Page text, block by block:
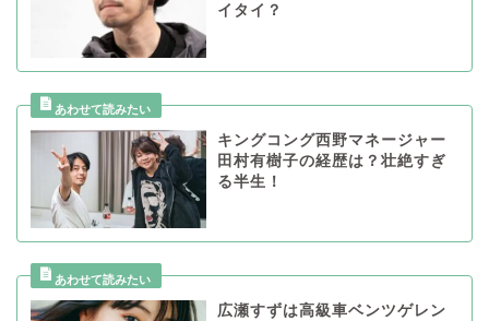
イタイ？
キングコング西野マネージャー
田村有樹子の経歴は？壮絶すぎ
る半生！
広瀬すずは高級車ベンツゲレン